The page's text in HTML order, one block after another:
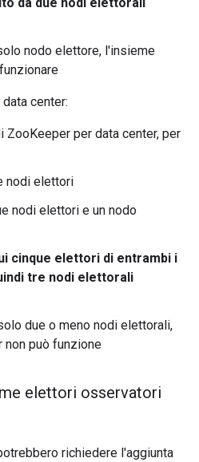
da due nodi elettorali
nodo elettore, l'insieme
center:
ZooKeeper per data center, per
nodi elettori
nodi elettori e un nodo
cinque elettori di entrambi i
tre nodi elettorali
due o meno nodi elettorali,
non può funzione
elettori osservatori
richiedere l'aggiunta